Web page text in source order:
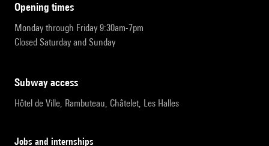
opening times
Monday through Friday 9:30am-7pm
Closed Saturday and Sunday
subway access
Hôtel de Ville, Rambuteau, Châtelet, Les Halles
Jobs and internships